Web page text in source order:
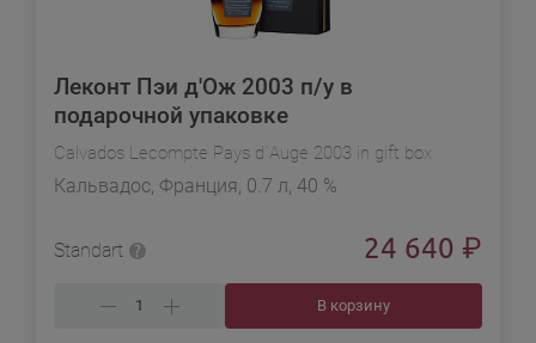
Леконт Пэи д'Ож 2003 п/у в
подарочной упаковке
Calvados Lecompte Pays d`Auge 2003 in gift box
Кальвадос, Франция, 0.7 л, 40 %
Standart 24 640 ₽
В корзину